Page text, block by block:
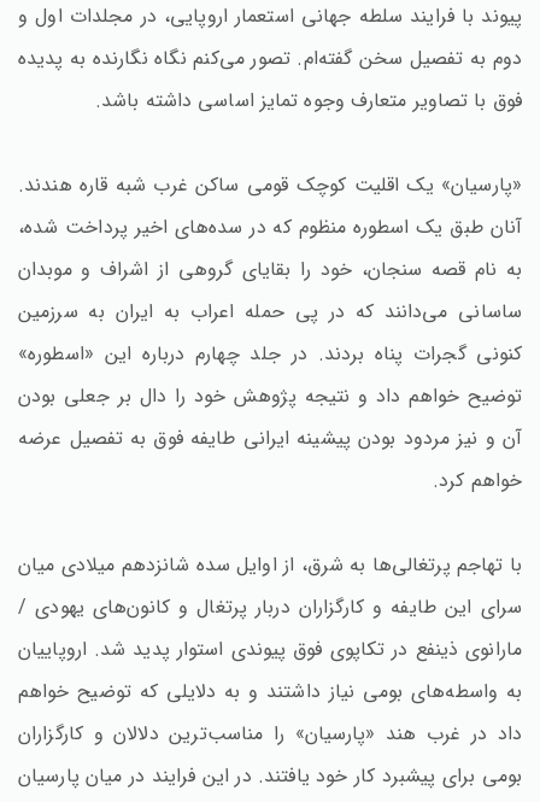
پیوند با فرایند سلطه جهانی استعمار اروپایی، در مجلدات اول و
دوم به تفصیل سخن گفته‌ام. تصور می‌کنم نگاه نگارنده به پدیده
فوق با تصاویر متعارف وجوه تمایز اساسی داشته باشد.
«پارسیان» یک اقلیت کوچک قومی ساکن غرب شبه قاره هندند.
آنان طبق یک اسطوره منظوم که در سده‌های اخیر پرداخت شده،
به نام قصه سنجان، خود را بقایای گروهی از اشراف و موبدان
ساسانی می‌دانند که در پی حمله اعراب به ایران به سرزمین
کنونی گجرات پناه بردند. در جلد چهارم درباره این «اسطوره»
توضیح خواهم داد و نتیجه پژوهش خود را دال بر جعلی بودن
آن و نیز مردود بودن پیشینه ایرانی طایفه فوق به تفصیل عرضه
خواهم کرد.
با تهاجم پرتغالی‌ها به شرق، از اوایل سده شانزدهم میلادی میان
سرای این طایفه و کارگزاران دربار پرتغال و کانون‌های یهودی /
مارانوی ذینفع در تکاپوی فوق پیوندی استوار پدید شد. اروپاییان
به واسطه‌های بومی نیاز داشتند و به دلایلی که توضیح خواهم
داد در غرب هند «پارسیان» را مناسب‌ترین دلالان و کارگزاران
بومی برای پیشبرد کار خود یافتند. در این فرایند در میان پارسیان